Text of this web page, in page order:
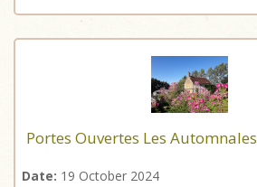
Portes Ouvertes Les Automnales
Date: 19 October 2024